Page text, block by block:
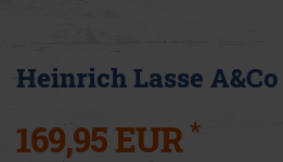
Heinrich Lasse A&Co
169,95 EUR *